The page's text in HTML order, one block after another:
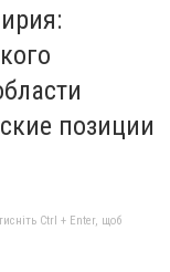
позиции
Ctrl + Enter, щоб